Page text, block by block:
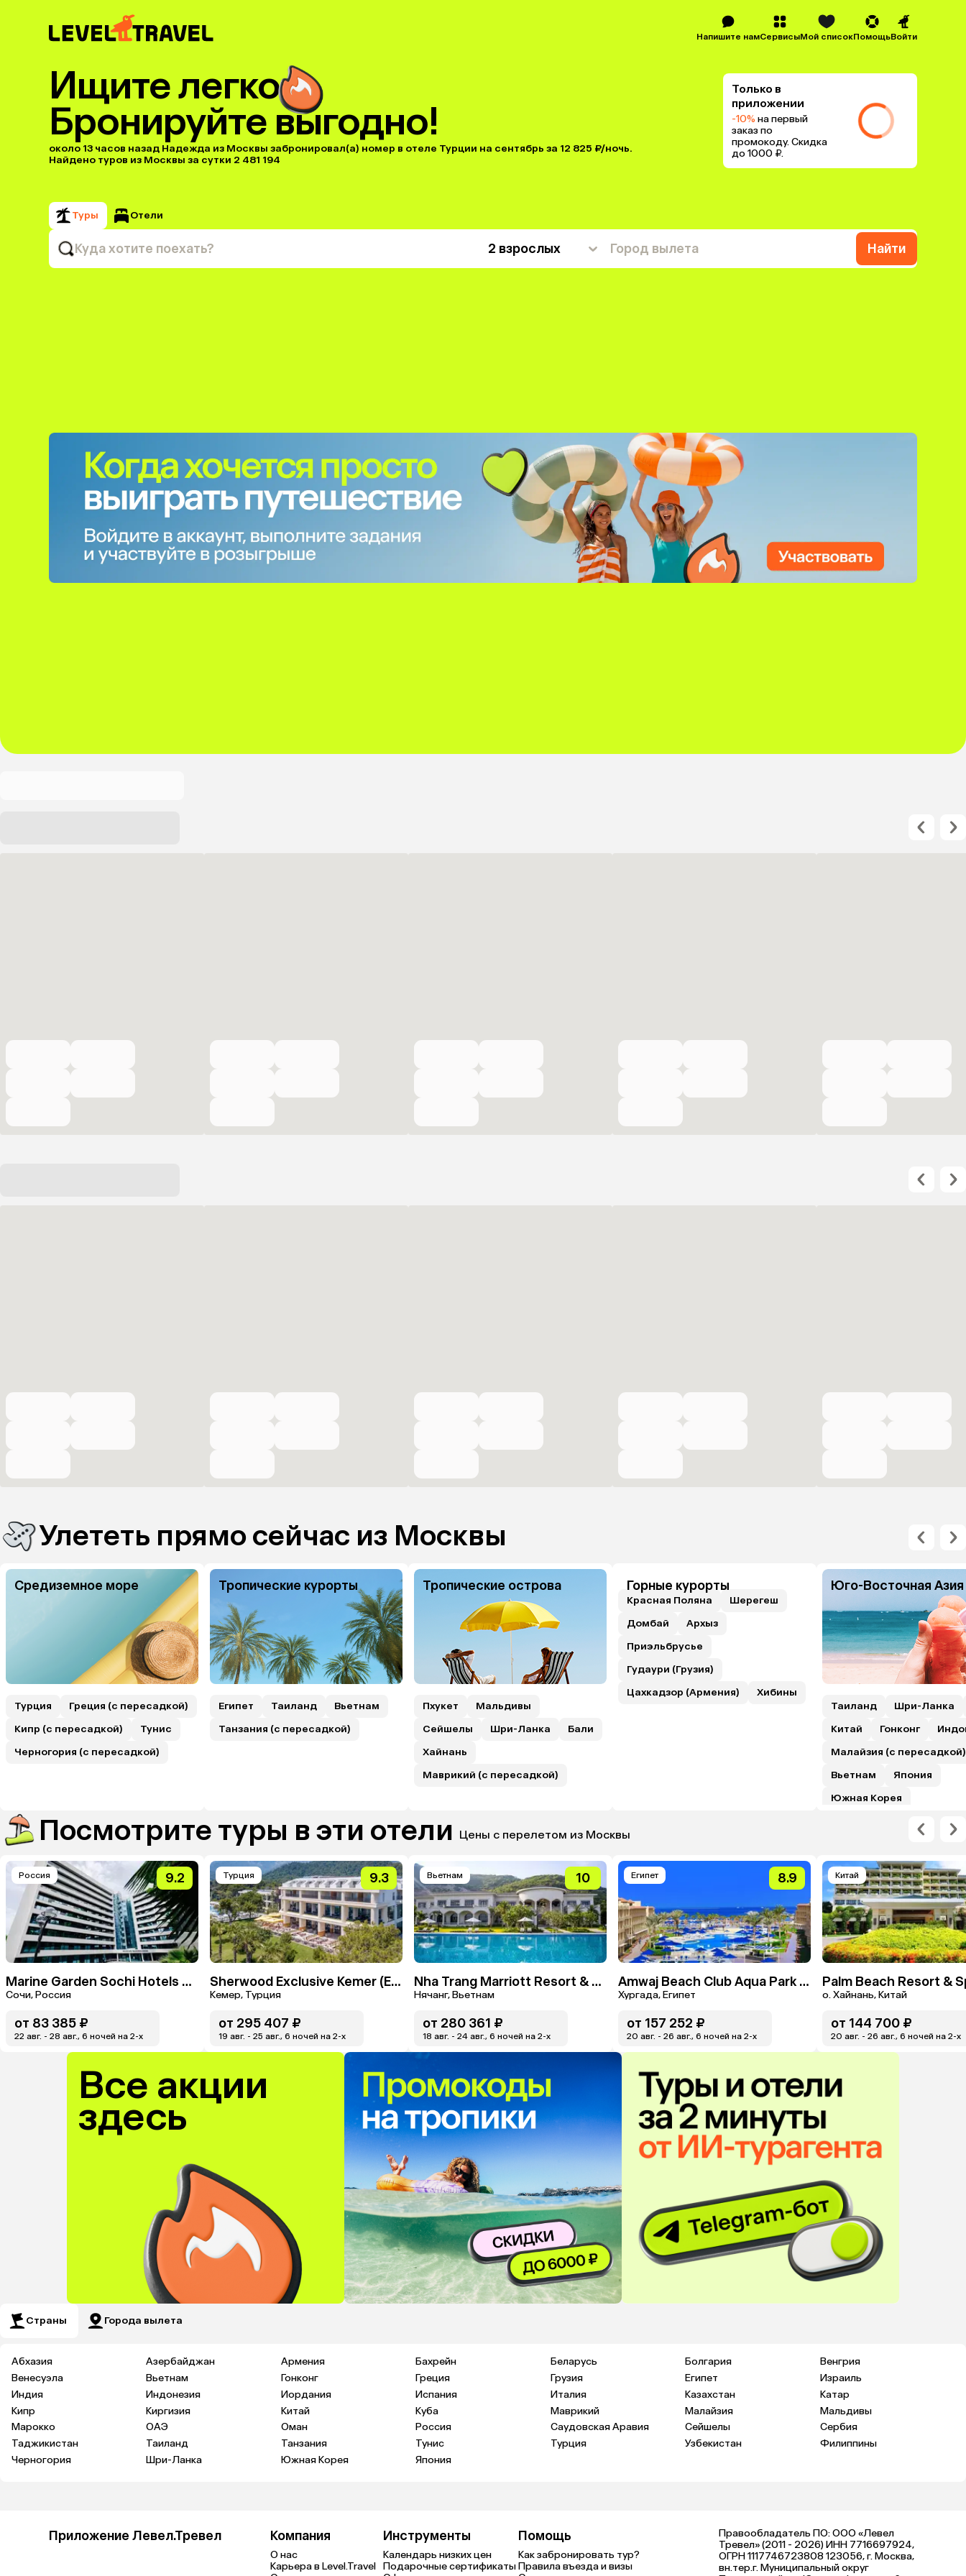
Напишите намСервисыМой списокПомощьВойти
Ищите легко
Бронируйте выгодно!
Только в
приложении
-10% на первый
заказ по
промокоду. Скидка
до 1000 ₽.
около 13 часов назад Надежда из Москвы забронировал(а) номер в отеле Турции на сентябрь за 12 825 ₽/ночь.
Найдено туров из Москвы за сутки 2 481 194
Туры Отели
Куда хотите поехать? 2 взрослых Город вылета Найти
Улететь прямо сейчас из Москвы
Средиземное море
Турция
Греция (с пересадкой)
Кипр (с пересадкой)
Тунис
Черногория (с пересадкой)
Тропические курорты
Египет Таиланд
Вьетнам
Танзания (с пересадкой)
Тропические острова
Пхукет
Мальдивы
Сейшелы
Шри-Ланка
Бали
Хайнань
Маврикий (с пересадкой)
Горные курорты
Красная Поляна
Шерегеш
Домбай
Архыз
Приэльбрусье
Гудаури (Грузия)
Цахкадзор (Армения)
Хибины
Юго-Восточная Азия
Таиланд
Шри-Ланка
Китай
Гонконг
Малайзия (с пересадкой)
Вьетнам
Япония
Южная Корея
Посмотрите туры в эти отели Цены с перелетом из Москвы
Россия 9.2
Marine Garden Sochi Hotels & Spa By ZONT Hotel Group
Сочи, Россия
от 83 385 ₽
22 авг. - 28 авг., 6 ночей на 2-x
Турция 9.3
Sherwood Exclusive Kemer (Ex. Sherwood Club Kemer)
Кемер, Турция
от 295 407 ₽
19 авг. - 25 авг., 6 ночей на 2-x
Вьетнам 10
Nha Trang Marriott Resort & Spa, Hon Tre Island
Нячанг, Вьетнам
от 280 361 ₽
18 авг. - 24 авг., 6 ночей на 2-x
Египет 8.9
Amwaj Beach Club Aqua Park & Spa
Хургада, Египет
от 157 252 ₽
20 авг. - 26 авг., 6 ночей на 2-x
Китай
Palm Beach Resort &
о. Хайнань, Китай
от 144 700 ₽
20 авг. - 26 авг., 6 ночей на 2-x
Все акции
здесь
Страны Города вылета
Абхазия Азербайджан Армения Бахрейн Беларусь Болгария
Венгрия
Венесуэла
Вьетнам Гонконг Греция Грузия Египет
Израиль
Индия
Индонезия Иордания Испания Италия Казахстан
Катар
Кипр
Киргизия Китай Куба Маврикий Малайзия
Мальдивы
Марокко
ОАЭ Оман Россия Саудовская Аравия Сейшелы
Сербия
Таджикистан
Таиланд Танзания Тунис Турция Узбекистан
Филиппины
Черногория
Шри-Ланка Южная Корея Япония
Приложение Левел.Тревел Компания
О нас
Карьера в Level.Travel
Инструменты
Календарь низких цен
Подарочные сертификаты
Помощь
Как забронировать тур?
Правила въезда и визы
Правообладатель ПО: ООО «Левел
Тревел» (2011 - 2026) ИНН 7716697924,
ОГРН 1117746723808 123056, г. Москва,
вн.тер.г. Муниципальный округ